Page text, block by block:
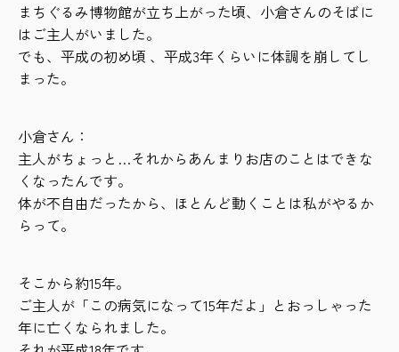
まちぐるみ博物館が立ち上がった頃、小倉さんのそばに
はご主人がいました。
でも、平成の初め頃 、平成3年くらいに体調を崩してし
まった。
小倉さん：
主人がちょっと…それからあんまりお店のことはできな
くなったんです。
体が不自由だったから、ほとんど動くことは私がやるか
らって。
そこから約15年。
ご主人が「この病気になって15年だよ」とおっしゃった
年に亡くなられました。